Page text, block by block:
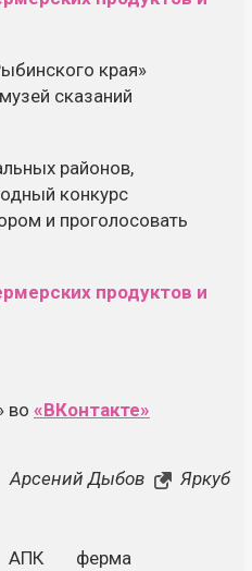
края»
сказаний
районов,
конкурс
и проголосовать
во «ВКонтакте»
Арсений Дыбов
Яркуб
АПК ферма